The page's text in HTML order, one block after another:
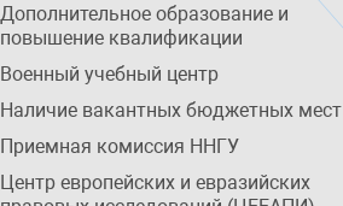
Дополнительное образование и
повышение квалификации
Военный учебный центр
Наличие вакантных бюджетных мест
Приемная комиссия ННГУ
Центр европейских и евразийских